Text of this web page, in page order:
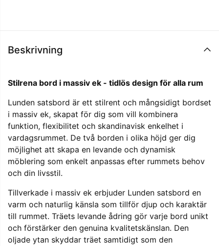
Beskrivning
Stilrena bord i massiv ek - tidlös design för alla rum
Lunden satsbord är ett stilrent och mångsidigt bordset
i massiv ek, skapat för dig som vill kombinera
funktion, flexibilitet och skandinavisk enkelhet i
vardagsrummet. De två borden i olika höjd ger dig
möjlighet att skapa en levande och dynamisk
möblering som enkelt anpassas efter rummets behov
och din livsstil.
Tillverkade i massiv ek erbjuder Lunden satsbord en
varm och naturlig känsla som tillför djup och karaktär
till rummet. Träets levande ådring gör varje bord unikt
och förstärker den genuina kvalitetskänslan. Den
oljade ytan skyddar träet samtidigt som den